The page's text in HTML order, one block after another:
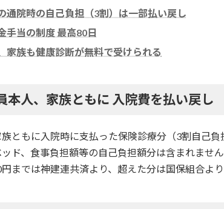
通院時の自己負担（3割）は一部払い戻し
手当の制度 最高80日
家族も健康診断が無料で受けられる
本人、家族ともに 入院費を払い戻し
ともに入院時に支払った保険診療分（3割自己負
ド、食事負担額等の自己負担額分は含まれません
円までは神建連共済より、超えた分は国保組合より